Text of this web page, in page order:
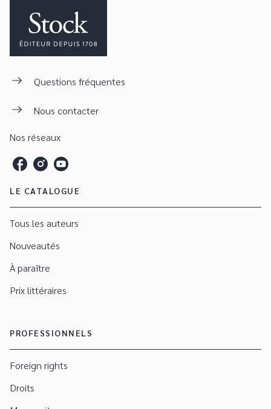
Questions fréquentes
Nous contacter
Nos réseaux
LE CATALOGUE
Tous les auteurs
Nouveautés
À paraître
Prix littéraires
PROFESSIONNELS
Foreign rights
Droits